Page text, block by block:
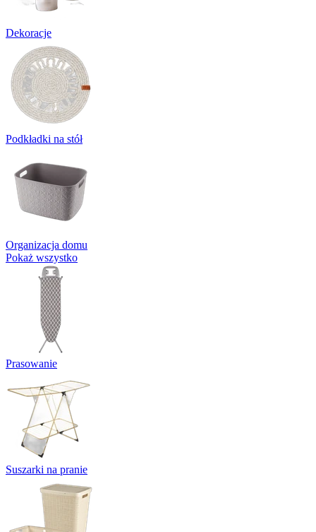
Dekoracje
Podkładki na stół
Organizacja domu
Pokaż wszystko
Prasowanie
Suszarki na pranie